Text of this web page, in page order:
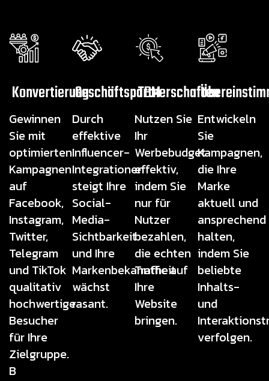
Konvertierung
Gewinnen
Sie mit
optimierten
Kampagnen
auf
Facebook,
Instagram,
Twitter,
Telegram
und TikTok
qualitativ
hochwertige
Besucher
für Ihre
Zielgruppe.
B
Geschäftspartnerschaften
Durch
effektive
Influencer-
Integrationen
steigt Ihre
Social-
Media-
Sichtbarkeit
und Ihre
Markenbekanntheit
wächst
rasant.
TBM
Nutzen Sie
Ihr
Werbebudget
effektiv,
indem Sie
nur für
Nutzer
bezahlen,
die echten
Traffic auf
Ihre
Website
bringen.
Entwickeln
Sie
Kampagnen,
die Ihre
Marke
aktuell und
ansprechend
halten,
indem Sie
beliebte
Inhalts-
und
verfolgen.